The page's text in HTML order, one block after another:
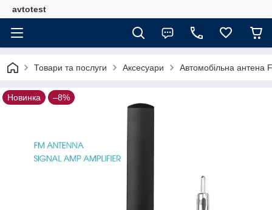
avtotest
Товари та послуги Аксесуари Автомобільна антена
Новинка –8%